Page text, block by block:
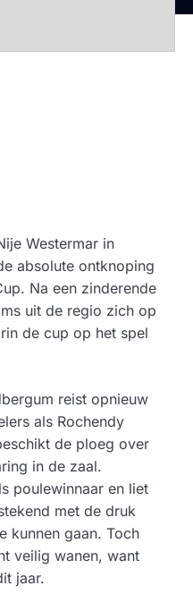
Westermar in
absolute ontknoping
Na een zinderende
uit de regio zich op
de cup op het spel
reist opnieuw
als Rochendy
de ploeg over
in de zaal.
poulewinnaar en liet
met de druk
kunnen gaan. Toch
veilig wanen, want
jaar.